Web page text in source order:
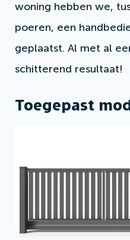
woning hebben we,
poeren, een
geplaatst. Al met al
schitterend resultaat!
Toegepast